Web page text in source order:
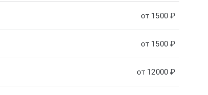
от 1500 ₽
от 1500 ₽
от 12000 ₽